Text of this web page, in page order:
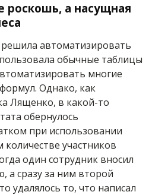
роскошь, а насущная
автоматизировать
обычные таблицы
многие
Однако, как
Лященко, в какой-то
обернулось
при использовании
участников
один сотрудник вносил
сразу за ним второй
удалялось то, что написал